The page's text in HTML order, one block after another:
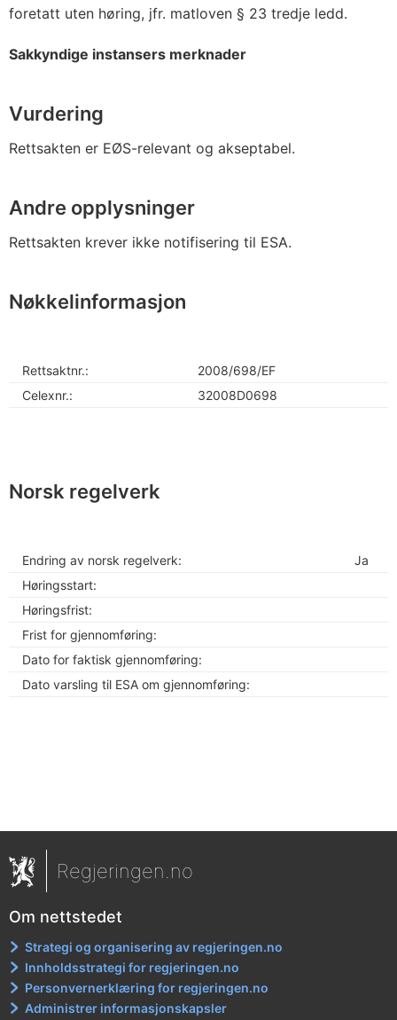
foretatt uten høring, jfr. matloven § 23 tredje ledd.
Sakkyndige instansers merknader
Vurdering
Rettsakten er EØS-relevant og akseptabel.
Andre opplysninger
Rettsakten krever ikke notifisering til ESA.
Nøkkelinformasjon
Rettsaktnr.:
2008/698/EF
Celexnr.:
32008D0698
Norsk regelverk
Endring av norsk regelverk:
Ja
Høringsstart:
Høringsfrist:
Frist for gjennomføring:
Dato for faktisk gjennomføring:
Dato varsling til ESA om gjennomføring:
Regjeringen.no
Om nettstedet
Strategi og organisering av regjeringen.no
Innholdsstrategi for regjeringen.no
Personvernerklæring for regjeringen.no
Administrer informasjonskapsler